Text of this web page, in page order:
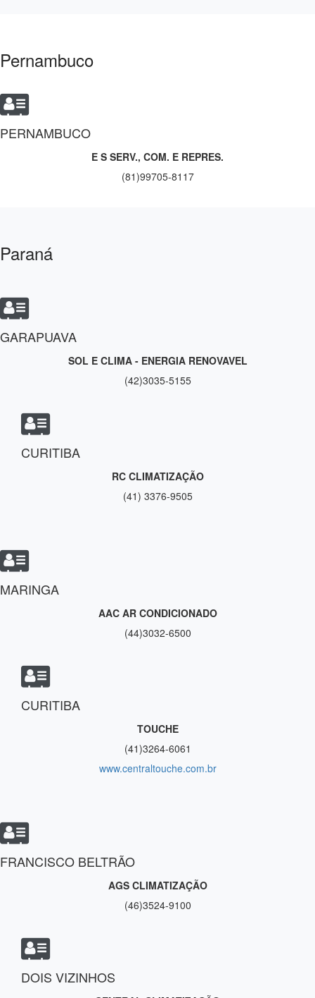
Pernambuco
PERNAMBUCO
E S SERV., COM. E REPRES.
(81)99705-8117
Paraná
GARAPUAVA
SOL E CLIMA - ENERGIA RENOVAVEL
(42)3035-5155
CURITIBA
RC CLIMATIZAÇÃO
(41) 3376-9505
MARINGA
AAC AR CONDICIONADO
(44)3032-6500
CURITIBA
TOUCHE
(41)3264-6061
www.centraltouche.com.br
FRANCISCO BELTRÃO
AGS CLIMATIZAÇÃO
(46)3524-9100
DOIS VIZINHOS